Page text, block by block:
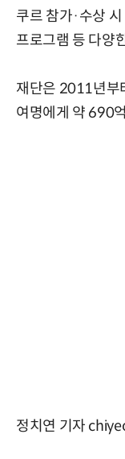
쿠르 참가·수상
프로그램 등 다양
재단은 2011년부
여명에게 약 690
정치연 기자